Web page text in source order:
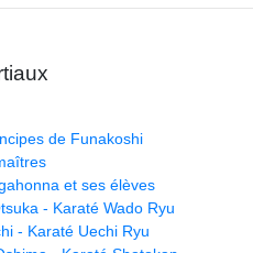
de Funakoshi
et ses élèves
- Karaté Wado Ryu
- Karaté Uechi Ryu